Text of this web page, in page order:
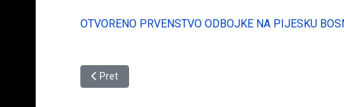
OTVORENO PRVENSTVO ODBOJKE NA PIJESKU
Prethodni članak: BILTENI 2015/16
Pret